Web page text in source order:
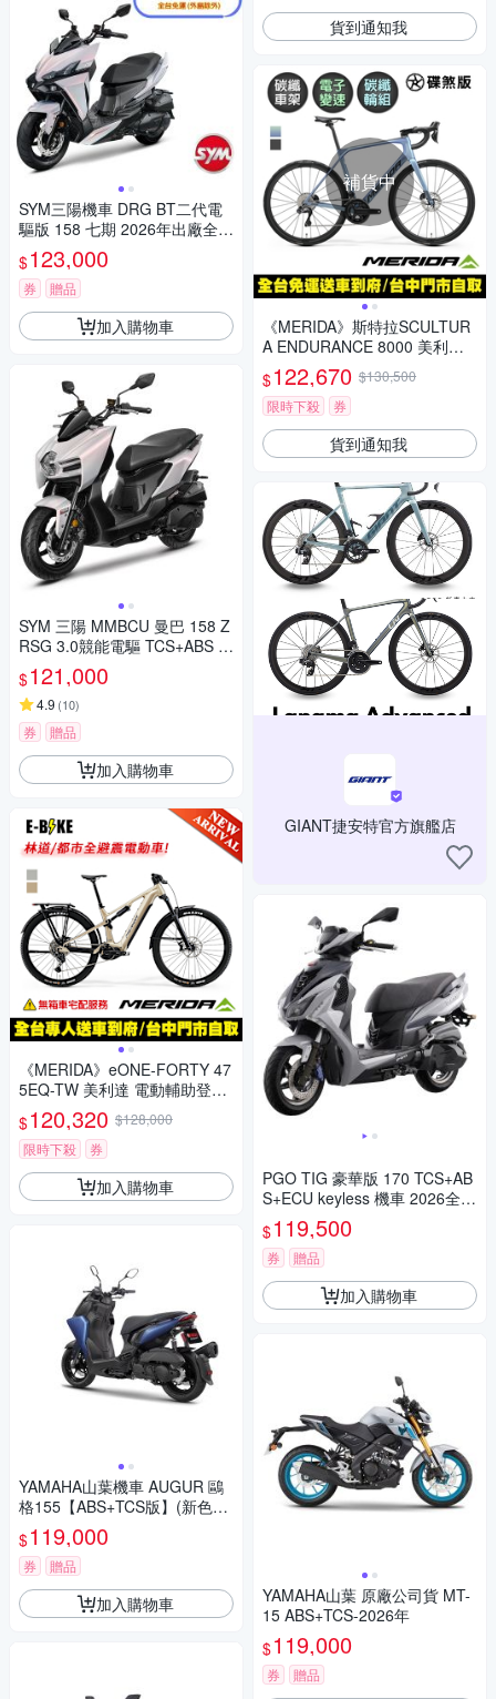
SYM三陽機車 DRG BT二代電
驅版 158 七期 2026年出廠全新
機車
$123,000
券 贈品
加入購物車
SYM 三陽 MMBCU 曼巴 158 Z
RSG 3.0競能電驅 TCS+ABS 雙
碟煞(2026年全新機車/電驅版)
$121,000
4.9 (10)
券 贈品
加入購物車
《MERIDA》eONE-FORTY 47
5EQ-TW 美利達 電動輔助登山
車 E-BIKE/輔助/電動車/林道車/
自行車/單車
$120,320 $128,000
限時下殺
券
加入購物車
YAMAHA山葉機車 AUGUR 鷗
格155【ABS+TCS版】(新色彩)
- 2026年
$119,000
券 贈品
加入購物車
貨到通知我
補貨中
《MERIDA》斯特拉SCULTUR
A ENDURANCE 8000 美利達
碳纖維全能型長程公路車 無附
踏板/Ulterga電變/跑車/環島
$122,670 $130,500
限時下殺
券
貨到通知我
GIANT捷安特官方旗艦店
PGO TIG 豪華版 170 TCS+AB
S+ECU keyless 機車 2026全新
車(水冷之王)
$119,500
券 贈品
加入購物車
YAMAHA山葉 原廠公司貨 MT-
15 ABS+TCS-2026年
$119,000
券 贈品